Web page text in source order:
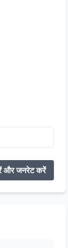
और जनरेट करें